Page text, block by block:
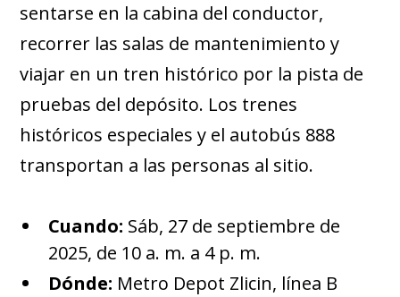
sentarse en la cabina del conductor,
recorrer las salas de mantenimiento y
viajar en un tren histórico por la pista de
pruebas del depósito. Los trenes
históricos especiales y el autobús 888
transportan a las personas al sitio.
Cuando: Sáb, 27 de septiembre de
2025, de 10 a. m. a 4 p. m.
Dónde: Metro Depot Zlicin, línea B